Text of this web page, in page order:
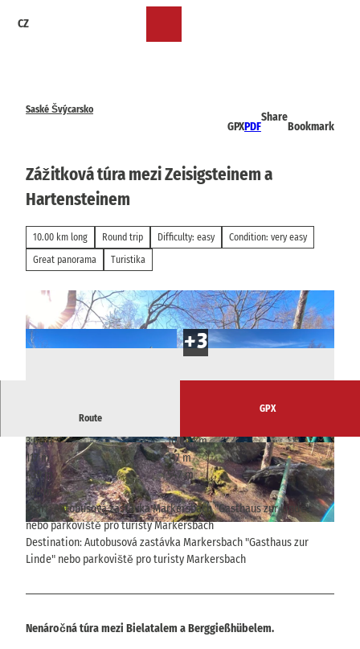
CZ
Saské Švýcarsko
GPXPDF
Share
Bookmark
Zážitková túra mezi Zeisigsteinem a
Hartensteinem
10.00 km long Round trip Difficulty: easy
Condition: very easy
Great panorama
Turistika
© Madlen Rogge, Tourismusverband Sächsische Schweiz |CC-BY-SA
© Madlen Rogge, Tourismusverband Sächsisch
e Schweiz |
CC-BY-SA
© Madlen Rogge, Tourismusverband Sächsisch
e Schweiz |CC-BY-SA
Route
GPX
3:00 h
10.00 km
117 m
117 m
439 m
547 m
108 m
Start: Autobusová zastávka Markersbach "Gasthaus zur Linde"
nebo parkoviště pro turisty Markersbach
Destination: Autobusová zastávka Markersbach "Gasthaus zur
Linde" nebo parkoviště pro turisty Markersbach
Nenáročná túra mezi Bielatalem a Berggießhübelem.